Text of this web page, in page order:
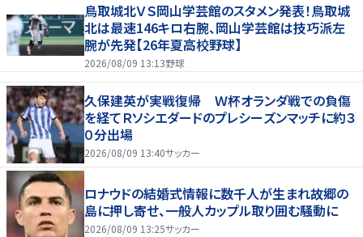
鳥取城北ＶＳ岡山学芸館のスタメン発表！鳥取城
北は最速146キロ右腕、岡山学芸館は技巧派左
腕が先発【26年夏高校野球】
2026/08/09 13:13野球
久保建英が実戦復帰 Ｗ杯オランダ戦での負傷
を経てＲソシエダードのプレシーズンマッチに約３
０分出場
2026/08/09 13:40サッカー
ロナウドの結婚式情報に数千人が生まれ故郷の
島に押し寄せ、一般人カップル取り囲む騒動に
2026/08/09 13:25サッカー